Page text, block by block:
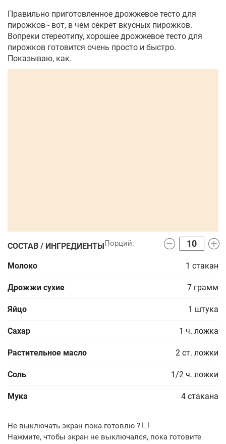
Правильно приготовленное дрожжевое тесто для
пирожков - вот, в чем секрет вкусных пирожков.
Вопреки стереотипу, хорошее дрожжевое тесто для
пирожков готовится очень просто и быстро.
Показываю, как.
СОСТАВ / ИНГРЕДИЕНТЫ
Молоко 1 стакан
Дрожжи сухие 7 грамм
Яйцо 1 штука
Сахар 1 ч. ложка
Растительное масло 2 ст. ложки
Соль 1/2 ч. ложки
Мука 4 стакана